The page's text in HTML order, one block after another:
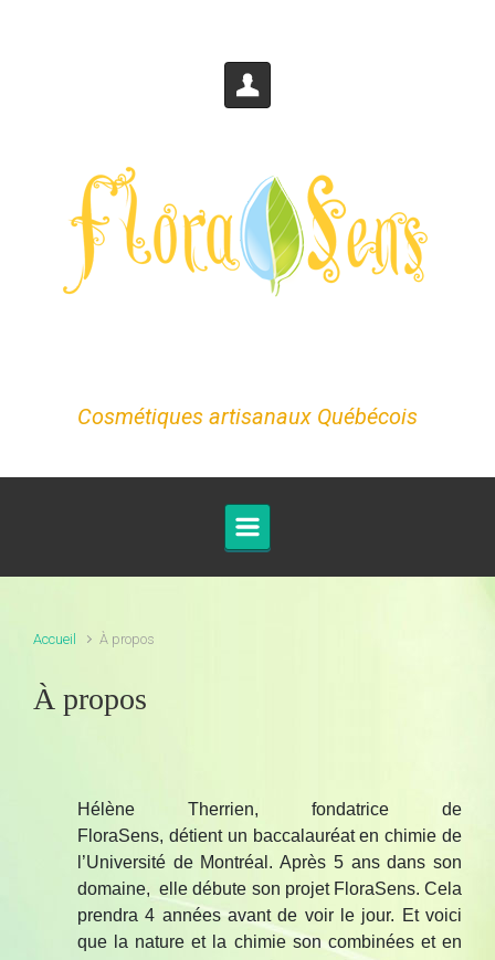
Cosmétiques artisanaux Québécois
Accueil À propos
À propos
Hélène Therrien, fondatrice de
FloraSens, détient un baccalauréat en chimie de
l’Université de Montréal. Après 5 ans dans son
domaine, elle débute son projet FloraSens. Cela
prendra 4 années avant de voir le jour. Et voici
que la nature et la chimie son combinées et en